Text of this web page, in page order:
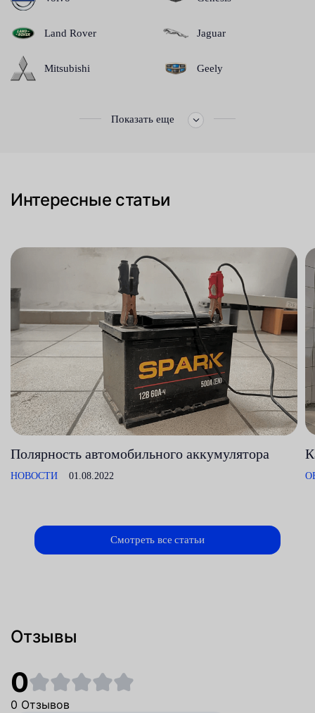
Land Rover
Mitsubishi
Jaguar
Geely
Показать еще
Интересные статьи
Полярность автомобильного аккумулятора
НОВОСТИ 01.08.2022
Смотреть все статьи
Отзывы
0
0 Отзывов